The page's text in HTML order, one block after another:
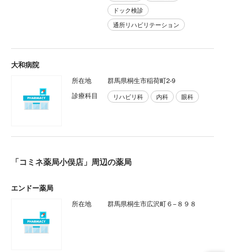
ドック検診
通所リハビリテーション
大和病院
所在地
群馬県桐生市稲荷町2-9
診療科目
リハビリ科 内科 眼科
「コミネ薬局小俣店」周辺の薬局
エンドー薬局
所在地 群馬県桐生市広沢町６−８９８